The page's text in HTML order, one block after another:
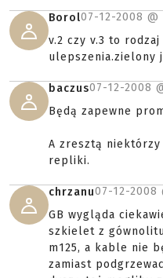
Borol07-12-2008 @
v.2 czy v.3 to
ulepszenia.zielony
baczus07-12-2008
Będą zapewne
A zresztą
repliki.
chrzanu07-12-2008
GB wygląda
szkielet z
m125, a kable nie
zamiast